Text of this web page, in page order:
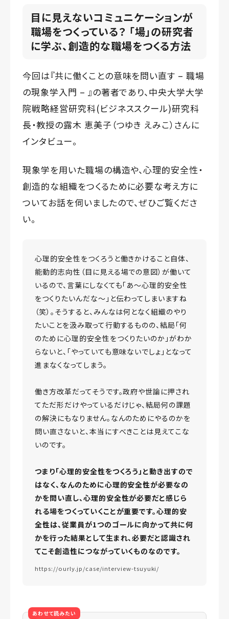
目に見えないコミュニケーションが
職場をつくっている？ 「場」の研究者
に学ぶ、創造的な職場をつくる方法
今回は『共に働くことの意味を問い直す – 職場
の現象学入門 – 』の著者であり、中央大学大学
院戦略経営研究科(ビジネススクール)研究科
長・教授の露木 恵美子（つゆき えみこ）さんに
インタビュー。
現象学を用いた職場の構造や、心理的安全性・
創造的な組織をつくるために必要な考え方に
ついてお話を伺いましたので、ぜひご覧くださ
い。
心理的安全性をつくろうと働きかけること自体、
能動的志向性（目に見える場での意図）が働いて
いるので、言葉にしなくても「あ〜心理的安全性
をつくりたいんだな〜」と伝わってしまいますね
（笑）。そうすると、みんなは何となく組織のやり
たいことを汲み取って行動するものの、結局「何
のために心理的安全性をつくりたいのか」がわか
らないと、「やっていても意味ないでしょ」となって
進まなくなってしまう。
働き方改革だってそうです。政府や世論に押され
てただ形だけやっているだけじゃ、結局何の課題
の解決にもなりません。なんのためにやるのかを
問い直さないと、本当にすべきことは見えてこな
いのです。
つまり「心理的安全性をつくろう」と動き出すので
はなく、なんのために心理的安全性が必要なの
かを問い直し、心理的安全性が必要だと感じら
れる場をつくっていくことが重要です。心理的安
全性は、従業員が1つのゴールに向かって共に何
かを行った結果として生まれ、必要だと認識され
てこそ創造性につながっていくものなのです。
https://ourly.jp/case/interview-tsuyuki/
あわせて読みたい